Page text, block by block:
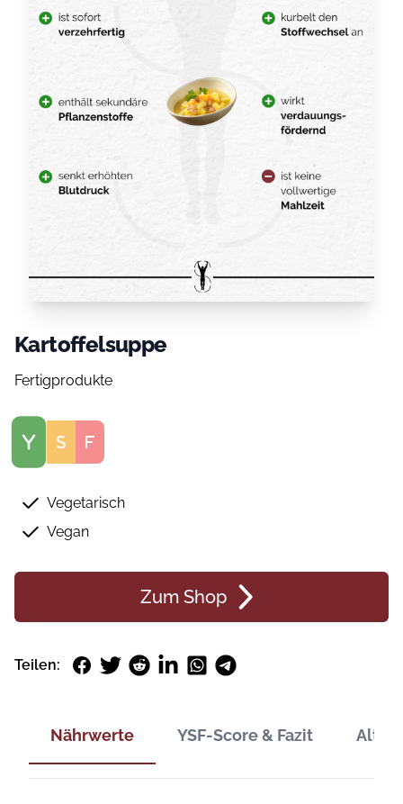
Kartoffelsuppe
Fertigprodukte
Score
Vegetarisch
Vegan
Zum Shop
Teilen: Facebook
TwitterRedditLinkedInWhatsApp
Telegram
Nährwerte YSF-Score & Fazit